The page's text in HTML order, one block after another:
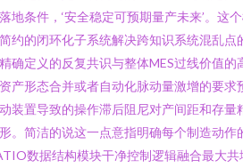
地条件，‘安全稳定可预期量产未来’。这
约的闭环化子系统解决跨知识系统混乱
确定义的反复共识与整体MES过线价值
产形态合并或者自动化脉动量激增的要
装置导致的操作滞后阻尼对产间距和存
。简洁的说这一点意指明确每个制造动作
数据结构模块干净控制逻辑融合最大